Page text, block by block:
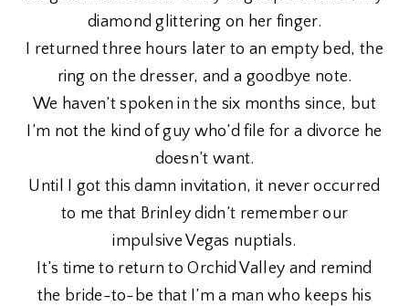
diamond glittering on her finger.
I returned three hours later to an empty bed, the
ring on the dresser, and a goodbye note.
We haven’t spoken in the six months since, but
I’m not the kind of guy who’d file for a divorce he
doesn’t want.
Until I got this damn invitation, it never occurred
to me that Brinley didn’t remember our
impulsive Vegas nuptials.
It’s time to return to Orchid Valley and remind
the bride-to-be that I’m a man who keeps his